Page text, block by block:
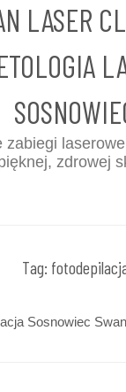
LASER
zabiegi
zdrowej
Tag:
Sosnowiec